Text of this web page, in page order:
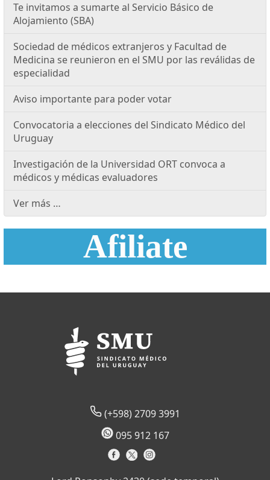
Te invitamos a sumarte al Servicio Básico de
Alojamiento (SBA)
Sociedad de médicos extranjeros y Facultad de
Medicina se reunieron en el SMU por las reválidas de
especialidad
Aviso importante para poder votar
Convocatoria a elecciones del Sindicato Médico del
Uruguay
Investigación de la Universidad ORT convoca a
médicos y médicas evaluadores
Ver más …
Afiliate
(+598) 2709 3991
095 912 167